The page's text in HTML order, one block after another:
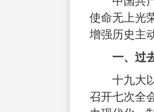
使命无上光
增强历史主
一、过
十九大
召开七次全